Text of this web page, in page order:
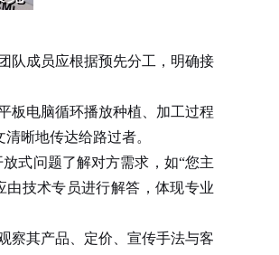
队成员应根据预先分工，明确接
电脑循环播放种植、加工过程
晰地传达给路过者。
式问题了解对方需求，如“您主
由技术专员进行解答，体现专业
其产品、定价、宣传手法与客